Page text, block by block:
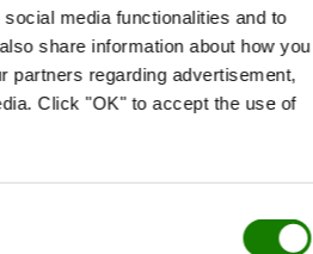
media functionalities and to
share information about how you
partners regarding advertisement,
Click "OK" to accept the use of